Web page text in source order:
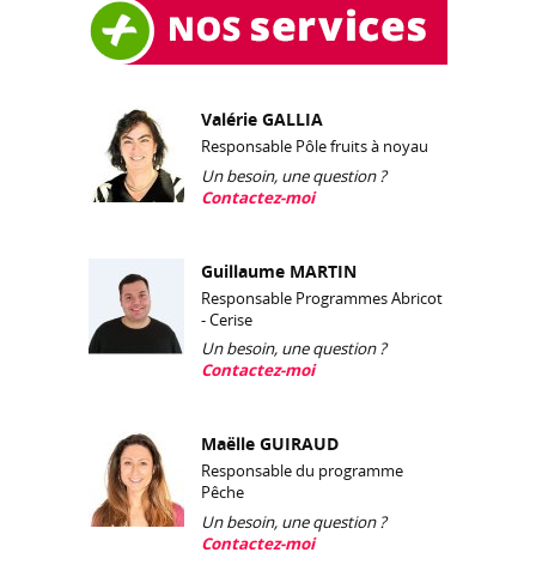
Valérie GALLIA
Responsable Pôle fruits à noyau
Un besoin, une question ?
Contactez-moi
Guillaume MARTIN
Responsable Programmes Abricot
- Cerise
Un besoin, une question ?
Contactez-moi
Maëlle GUIRAUD
Responsable du programme
Pêche
Un besoin, une question ?
Contactez-moi